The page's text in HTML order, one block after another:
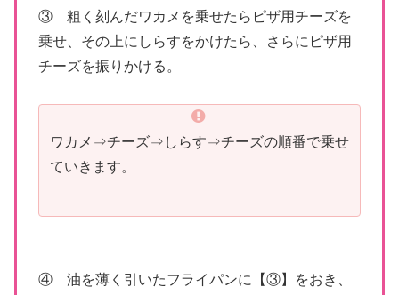
③ 粗く刻んだワカメを乗せたらピザ用チーズを
乗せ、その上にしらすをかけたら、さらにピザ用
チーズを振りかける。
ワカメ⇒チーズ⇒しらす⇒チーズの順番で乗せ
ていきます。
④ 油を薄く引いたフライパンに【③】をおき、